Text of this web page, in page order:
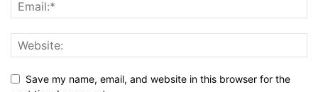
Save my name, email, and website in this browser for the